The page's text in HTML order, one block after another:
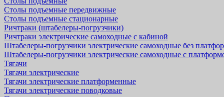
Столы подъемные передвижные
Столы подъемные стационарные
Ричтраки (штабелеры-погрузчики)
Ричтраки электрические самоходные с кабиной
Штабелеры-погрузчики электрические самоходные без
Штабелеры-погрузчики электрические самоходные с
Тягачи
Тягачи электрические
Тягачи электрические платформенные
Тягачи электрические поводковые